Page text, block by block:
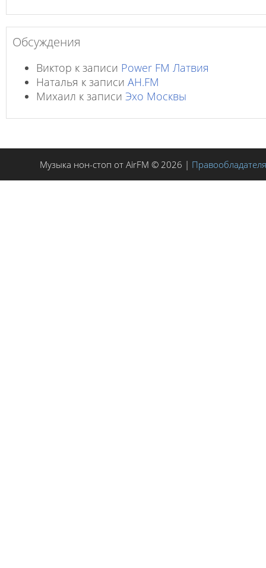
Обсуждения
Виктор к записи Power FM Латвия
Наталья к записи AH.FM
Михаил к записи Эхо Москвы
Музыка нон-стоп от AirFM © 2026 |